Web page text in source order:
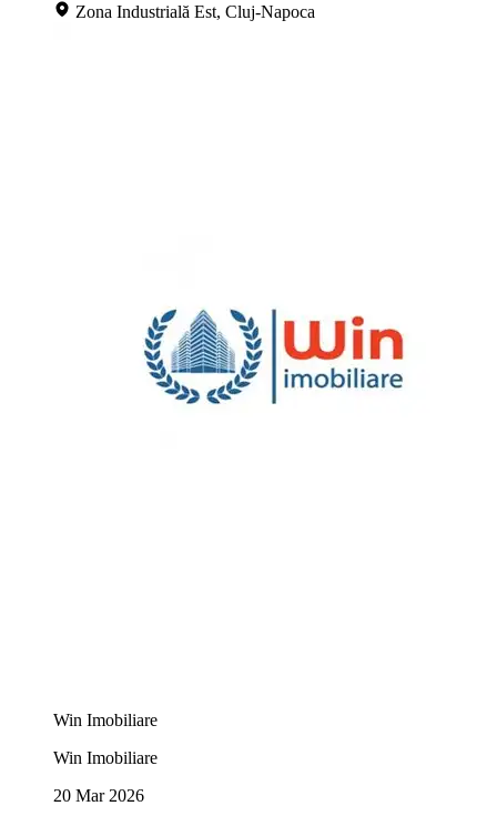
Zona Industrială Est, Cluj-Napoca
Win Imobiliare
Win Imobiliare
20 Mar 2026